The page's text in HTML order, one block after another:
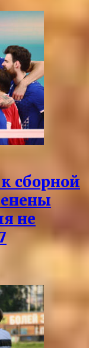
сборной
не